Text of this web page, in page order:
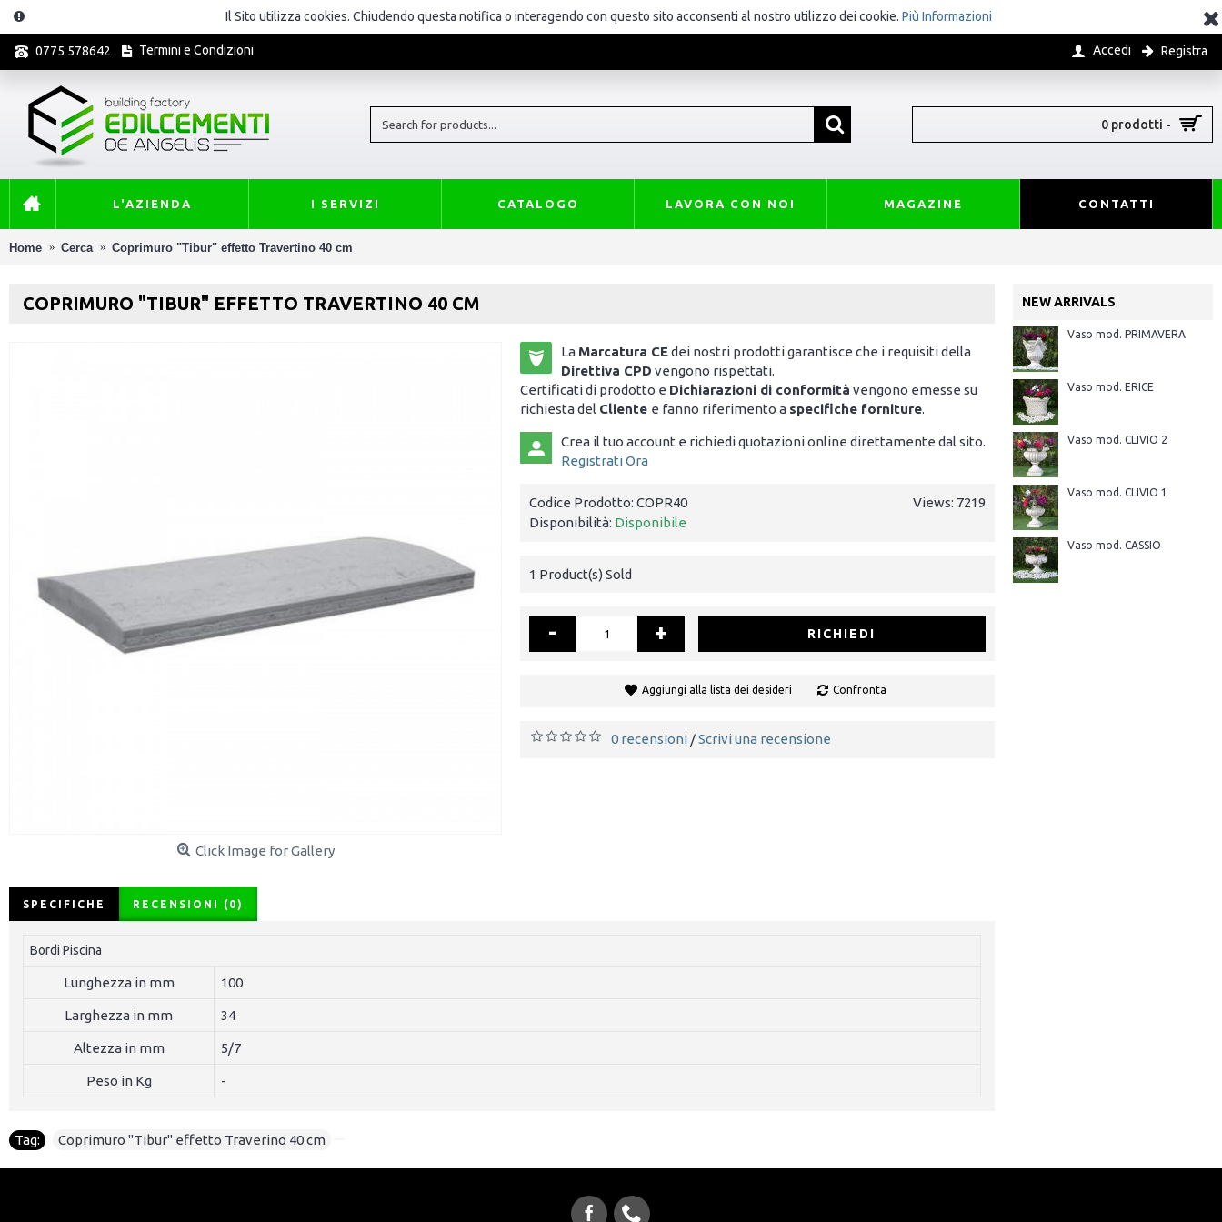
Il Sito utilizza cookies. Chiudendo questa notifica o interagendo con questo sito acconsenti al nostro utilizzo dei cookie. Più Informazioni
0775 578642 Termini e Condizioni Accedi Registra
0 prodotti -
L'AZIENDA I SERVIZI CATALOGO LAVORA CON NOI MAGAZINE CONTATTI
Home Cerca Coprimuro "Tibur" effetto Travertino 40 cm
NEW ARRIVALS
Vaso mod. PRIMAVERA
Vaso mod. ERICE
Vaso mod. CLIVIO 2
Vaso mod. CLIVIO 1
Vaso mod. CASSIO
COPRIMURO "TIBUR" EFFETTO TRAVERTINO 40 CM
Click Image for Gallery
La Marcatura CEdei nostri prodotti garantisce che i requisiti della
Direttiva CPD vengono rispettati.
Certificati di prodotto e Dichiarazioni di conformità vengono emesse su
richiesta del Cliente e fanno riferimento a specifiche forniture.
Crea il tuo account e richiedi quotazioni online direttamente dal sito.
Registrati Ora
Views: 7219
Codice Prodotto: COPR40
Disponibilità: Disponibile
1 Product(s) Sold
- + RICHIEDI
Aggiungi alla lista dei desideri Confronta
0 recensioni /Scrivi una recensione
SPECIFICHE RECENSIONI (0)
Bordi Piscina
Lunghezza in mm 100
Larghezza in mm 34
Altezza in mm 5/7
Peso in Kg -
Tag: Coprimuro "Tibur" effetto Traverino 40 cm